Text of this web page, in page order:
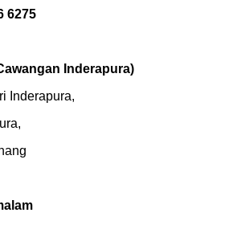
6275
Inderapura)
Inderapura,